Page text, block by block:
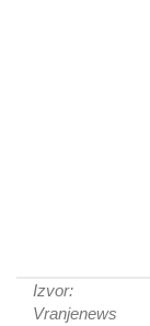
Izvor:
Vranjenews